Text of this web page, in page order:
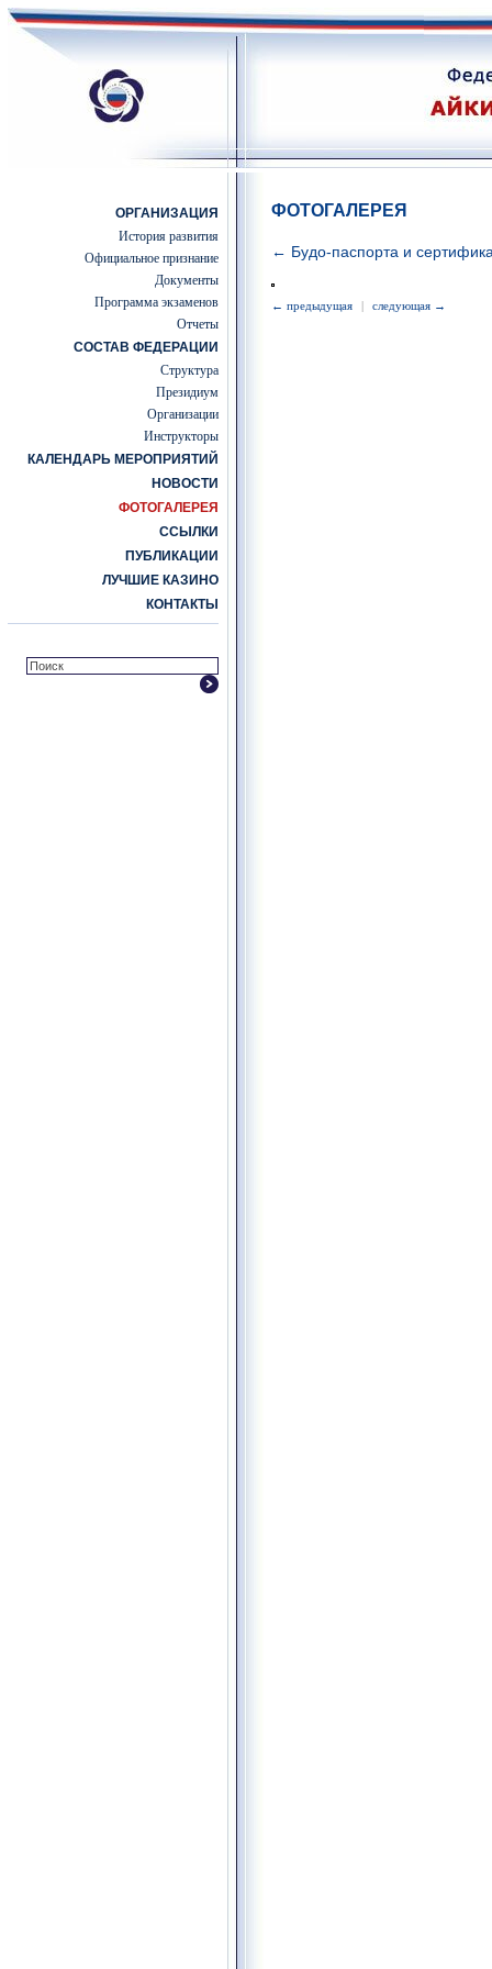
ОРГАНИЗАЦИЯ
История развития
Официальное признание
Документы
Программа экзаменов
Отчеты
СОСТАВ ФЕДЕРАЦИИ
Структура
Президиум
Организации
Инструкторы
КАЛЕНДАРЬ МЕРОПРИЯТИЙ
НОВОСТИ
ФОТОГАЛЕРЕЯ
ССЫЛКИ
ПУБЛИКАЦИИ
ЛУЧШИЕ КАЗИНО
КОНТАКТЫ
ФОТОГАЛЕРЕЯ
← Будо-паспорта и
← предыдущая | следующая →